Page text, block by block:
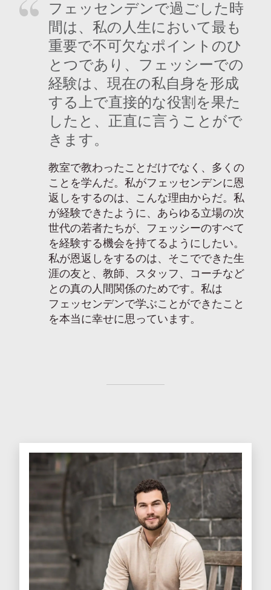
フェッセンデンで過ごした時
間は、私の人生において最も
重要で不可欠なポイントのひ
とつであり、フェッシーでの
経験は、現在の私自身を形成
する上で直接的な役割を果た
したと、正直に言うことがで
きます。
教室で教わったことだけでなく、多くの
ことを学んだ。私がフェッセンデンに恩
返しをするのは、こんな理由からだ。私
が経験できたように、あらゆる立場の次
世代の若者たちが、フェッシーのすべて
を経験する機会を持てるようにしたい。
私が恩返しをするのは、そこでできた生
涯の友と、教師、スタッフ、コーチなど
との真の人間関係のためです。私は
フェッセンデンで学ぶことができたこと
を本当に幸せに思っています。